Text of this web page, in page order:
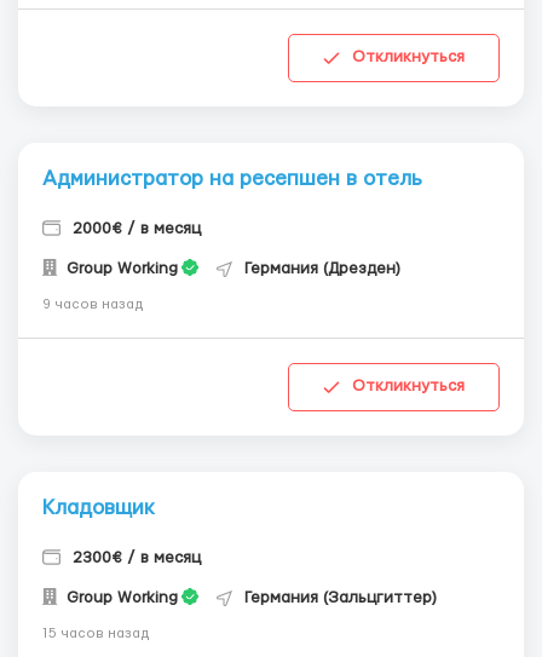
Откликнуться
Администратор на ресепшен в отель
2000€ / в месяц
Group Working Германия (Дрезден)
9 часов назад
Откликнуться
Кладовщик
2300€ / в месяц
Group Working Германия (Зальцгиттер)
15 часов назад